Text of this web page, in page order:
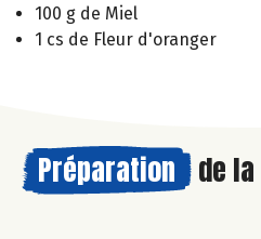
100 g de Miel
1 cs de Fleur d'oranger
Préparation de la